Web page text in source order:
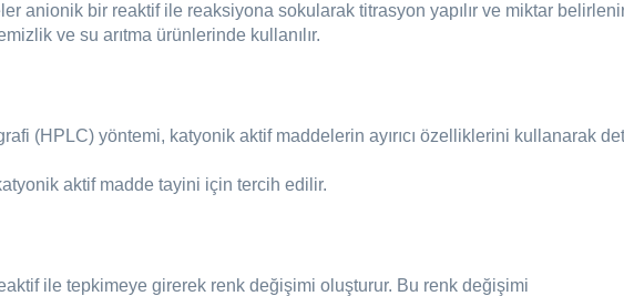
anionik bir reaktif ile reaksiyona sokularak titrasyon yapılır ve miktar
ve su arıtma ürünlerinde kullanılır.
(HPLC) yöntemi, katyonik aktif maddelerin ayırıcı özelliklerini kullanarak
aktif madde tayini için tercih edilir.
ile tepkimeye girerek renk değişimi oluşturur. Bu renk değişimi